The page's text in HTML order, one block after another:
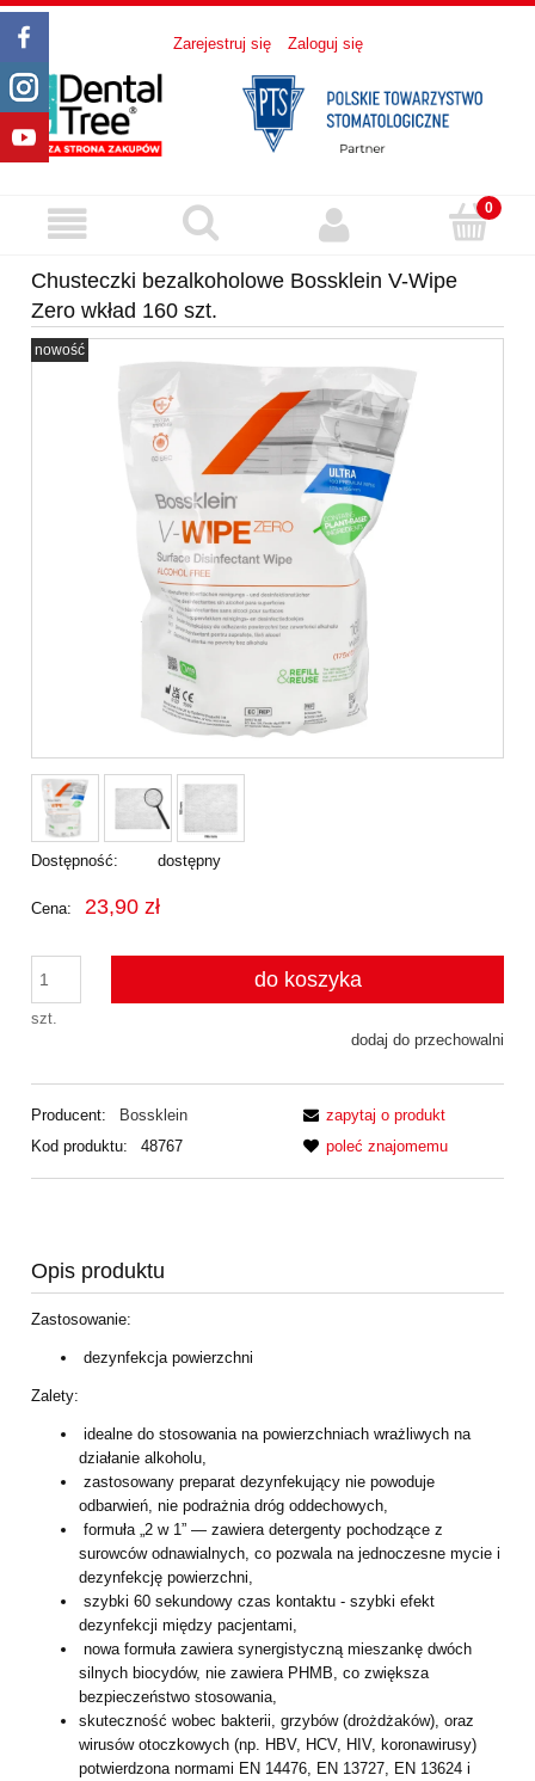
Zarejestruj się Zaloguj się
Chusteczki bezalkoholowe Bossklein V-Wipe
Zero wkład 160 szt.
nowość
Dostępność: dostępny
Cena: 23,90 zł
szt.
do koszyka
dodaj do przechowalni
Producent:
Bossklein
Kod produktu:
48767
zapytaj o produkt
poleć znajomemu
Opis produktu
Zastosowanie:
dezynfekcja powierzchni
Zalety:
idealne do stosowania na powierzchniach wrażliwych na
działanie alkoholu,
zastosowany preparat dezynfekujący nie powoduje
odbarwień, nie podrażnia dróg oddechowych,
formuła „2 w 1” — zawiera detergenty pochodzące z
surowców odnawialnych, co pozwala na jednoczesne mycie i
dezynfekcję powierzchni,
szybki 60 sekundowy czas kontaktu - szybki efekt
dezynfekcji między pacjentami,
nowa formuła zawiera synergistyczną mieszankę dwóch
silnych biocydów, nie zawiera PHMB, co zwiększa
bezpieczeństwo stosowania,
skuteczność wobec bakterii, grzybów (drożdżaków), oraz
wirusów otoczkowych (np. HBV, HCV, HIV, koronawirusy)
potwierdzona normami EN 14476, EN 13727, EN 13624 i